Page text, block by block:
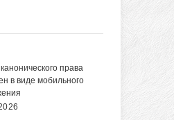
права
в виде мобильного